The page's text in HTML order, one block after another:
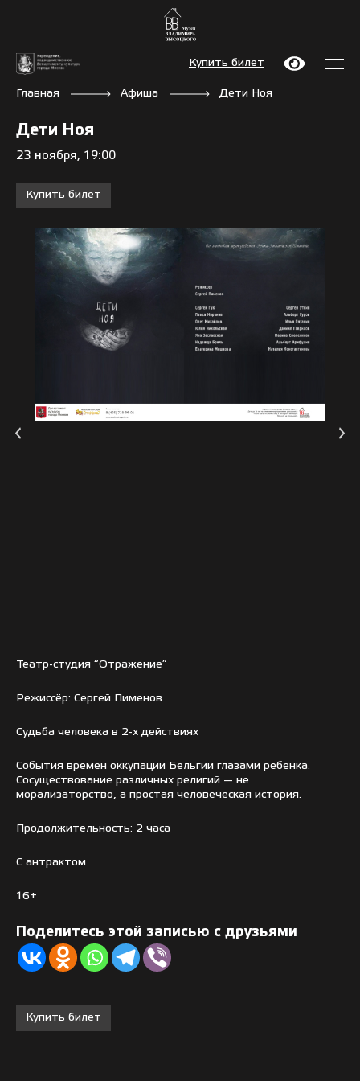
Купить билет
Главная Афиша Дети Ноя
Дети Ноя
23 ноября, 19:00
Купить билет
Театр-студия “Отражение”
Режиссёр: Сергей Пименов
Судьба человека в 2-х действиях
События времен оккупации Бельгии глазами ребенка.
Сосуществование различных религий — не
морализаторство, а простая человеческая история.
Продолжительность: 2 часа
С антрактом
16+
Поделитесь этой записью с друзьями
Купить билет